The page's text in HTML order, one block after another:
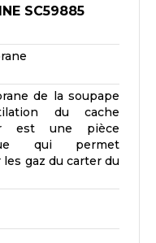
SC59885
de la soupape
du cache
est une pièce
qui permet
les gaz du carter du